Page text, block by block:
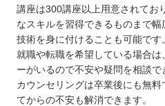
講座は300講座以上用意されてお
なスキルを習得できるものまで
技術を身に付けることも可能です
就職や転職を希望している場合
ーがいるので不安や疑問を相談で
カウンセリングは卒業後にも無
てからの不安も解消できます。